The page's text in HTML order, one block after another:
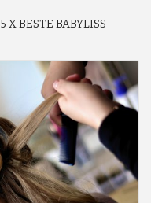
5 X BESTE BABYLISS